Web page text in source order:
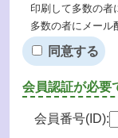
印刷して多数の者
多数の者にメール
同意する
会員認証が必要
会員番号(ID):